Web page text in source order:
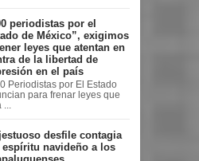
periodistas por el
de México”, exigimos
leyes que atentan en
de la libertad de
en el país
Periodistas por El Estado
para frenar leyes que
desfile contagia
espíritu navideño a los